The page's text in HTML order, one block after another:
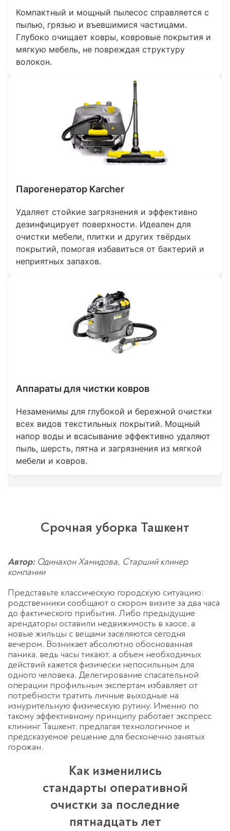
Компактный и мощный пылесос справляется с
пылью, грязью и въевшимися частицами.
Глубоко очищает ковры, ковровые покрытия и
мягкую мебель, не повреждая структуру
волокон.
Парогенератор Karcher
Удаляет стойкие загрязнения и эффективно
дезинфицирует поверхности. Идеален для
очистки мебели, плитки и других твёрдых
покрытий, помогая избавиться от бактерий и
неприятных запахов.
Аппараты для чистки ковров
Незаменимы для глубокой и бережной очистки
всех видов текстильных покрытий. Мощный
напор воды и всасывание эффективно удаляют
пыль, шерсть, пятна и загрязнения из мягкой
мебели и ковров.
Срочная уборка Ташкент
Автор:Одинахон Хамидова, Старший клинер
компании
Представьте классическую городскую ситуацию:
родственники сообщают о скором визите за два часа
до фактического прибытия. Либо предыдущие
арендаторы оставили недвижимость в хаосе, а
новые жильцы с вещами заселяются сегодня
вечером. Возникает абсолютно обоснованная
паника, ведь часы тикают, а объем необходимых
действий кажется физически непосильным для
одного человека. Делегирование спасательной
операции профильным экспертам избавляет от
потребности тратить личные выходные на
изнурительную физическую рутину. Именно по
такому эффективному принципу работает экспресс
клининг Ташкент, предлагая технологичное и
предсказуемое решение для бесконечно занятых
горожан.
Как изменились
стандарты оперативной
очистки за последние
пятнадцать лет